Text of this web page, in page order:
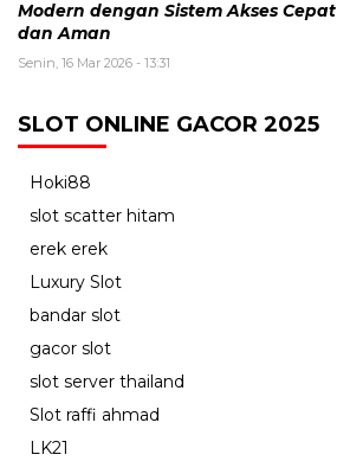
Modern dengan Sistem Akses Cepat
dan Aman
Senin, 16 Mar 2026 - 13:31
SLOT ONLINE GACOR 2025
Hoki88
slot scatter hitam
erek erek
Luxury Slot
bandar slot
gacor slot
slot server thailand
Slot raffi ahmad
LK21